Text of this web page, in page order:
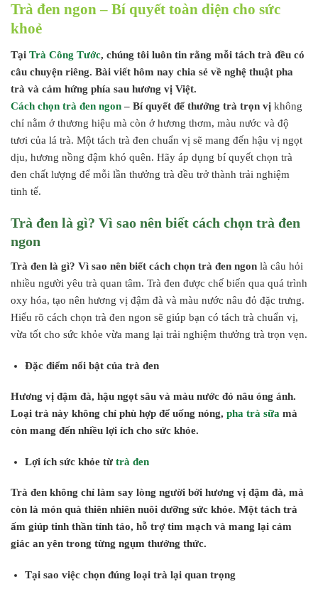
Trà đen ngon – Bí quyết toàn diện cho sức
khoẻ
Tại Trà Công Tước, chúng tôi luôn tin rằng mỗi tách trà đều có
câu chuyện riêng. Bài viết hôm nay chia sẻ về nghệ thuật pha
trà và cảm hứng phía sau hương vị Việt.
Cách chọn trà đen ngon – Bí quyết để thưởng trà trọn vị không
chỉ nằm ở thương hiệu mà còn ở hương thơm, màu nước và độ
tươi của lá trà. Một tách trà đen chuẩn vị sẽ mang đến hậu vị ngọt
dịu, hương nồng đậm khó quên. Hãy áp dụng bí quyết chọn trà
đen chất lượng để mỗi lần thưởng trà đều trở thành trải nghiệm
tinh tế.
Trà đen là gì? Vì sao nên biết cách chọn trà đen
ngon
Trà đen là gì? Vì sao nên biết cách chọn trà đen ngon là câu hỏi
nhiều người yêu trà quan tâm. Trà đen được chế biến qua quá trình
oxy hóa, tạo nên hương vị đậm đà và màu nước nâu đỏ đặc trưng.
Hiểu rõ cách chọn trà đen ngon sẽ giúp bạn có tách trà chuẩn vị,
vừa tốt cho sức khỏe vừa mang lại trải nghiệm thưởng trà trọn vẹn.
Đặc điểm nổi bật của trà đen
Hương vị đậm đà, hậu ngọt sâu và màu nước đỏ nâu óng ánh.
Loại trà này không chỉ phù hợp để uống nóng, pha trà sữa mà
còn mang đến nhiều lợi ích cho sức khỏe.
Lợi ích sức khỏe từ trà đen
Trà đen không chỉ làm say lòng người bởi hương vị đậm đà, mà
còn là món quà thiên nhiên nuôi dưỡng sức khỏe. Một tách trà
ấm giúp tinh thần tỉnh táo, hỗ trợ tim mạch và mang lại cảm
giác an yên trong từng ngụm thưởng thức.
Tại sao việc chọn đúng loại trà lại quan trọng